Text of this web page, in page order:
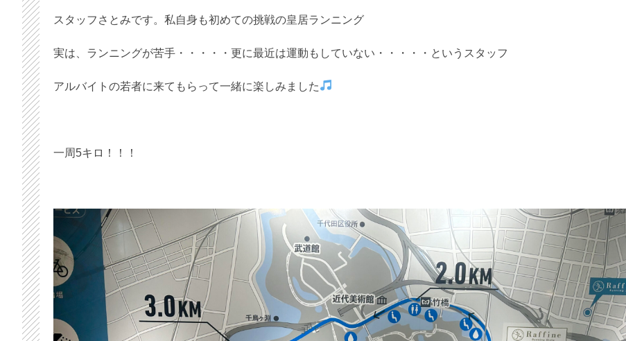
スタッフさとみです。私自身も初めての挑戦の皇居ランニング
実は、ランニングが苦手・・・・・更に最近は運動もしていない・・・・・というスタッフ
アルバイトの若者に来てもらって一緒に楽しみました
一周5キロ！！！